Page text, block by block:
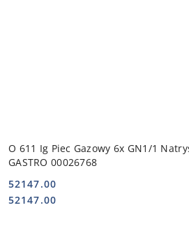
O 611 Ig Piec Gazowy 6x GN1/1
GASTRO 00026768
Cena:
52147.00
Cena:
52147.00